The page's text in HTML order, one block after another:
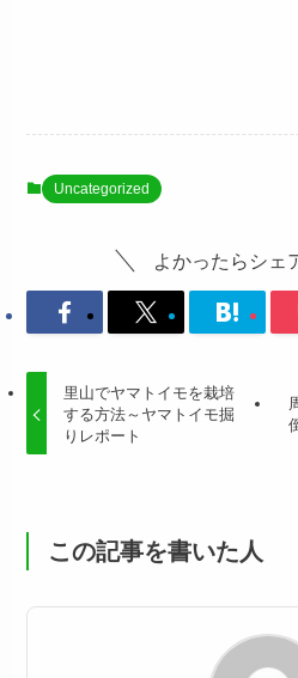
Uncategorized
よかったらシェ
里山でヤマトイモを栽培
する方法～ヤマトイモ掘
りレポート
この記事を書いた人